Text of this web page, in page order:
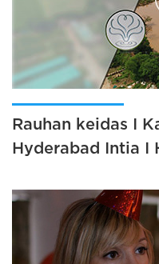
Rauhan keidas I
Hyderabad Intia I